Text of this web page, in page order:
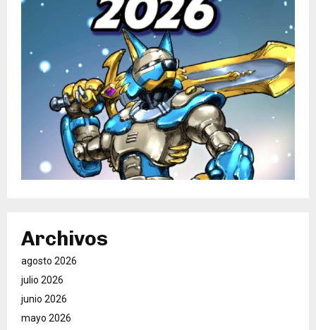
Archivos
agosto 2026
julio 2026
junio 2026
mayo 2026